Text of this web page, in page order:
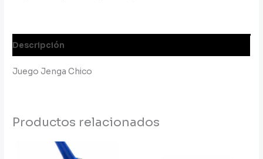
Descripción
Juego Jenga Chico
Productos relacionados